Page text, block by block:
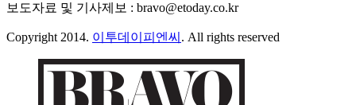
보도자료 및 기사제보 : bravo@etoday.co.kr
Copyright 2014. 이투데이피엔씨 . All rights reserved